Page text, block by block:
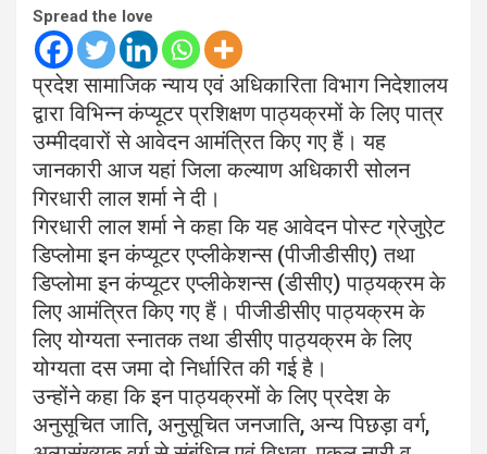
Spread the love
प्रदेश सामाजिक न्याय एवं अधिकारिता विभाग निदेशालय
द्वारा विभिन्न कंप्यूटर प्रशिक्षण पाठ्यक्रमों के लिए पात्र
उम्मीदवारों से आवेदन आमंत्रित किए गए हैं। यह
जानकारी आज यहां जिला कल्याण अधिकारी सोलन
गिरधारी लाल शर्मा ने दी।
गिरधारी लाल शर्मा ने कहा कि यह आवेदन पोस्ट ग्रेजुऐट
डिप्लोमा इन कंप्यूटर एप्लीकेशन्स (पीजीडीसीए) तथा
डिप्लोमा इन कंप्यूटर एप्लीकेशन्स (डीसीए) पाठ्यक्रम के
लिए आमंत्रित किए गए हैं। पीजीडीसीए पाठ्यक्रम के
लिए योग्यता स्नातक तथा डीसीए पाठ्यक्रम के लिए
योग्यता दस जमा दो निर्धारित की गई है।
उन्होंने कहा कि इन पाठ्यक्रमों के लिए प्रदेश के
अनुसूचित जाति, अनुसूचित जनजाति, अन्य पिछड़ा वर्ग,